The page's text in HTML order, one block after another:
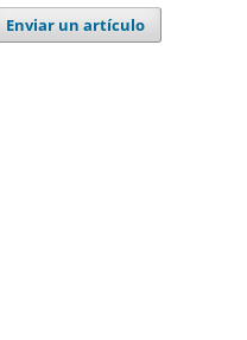
Enviar un artículo